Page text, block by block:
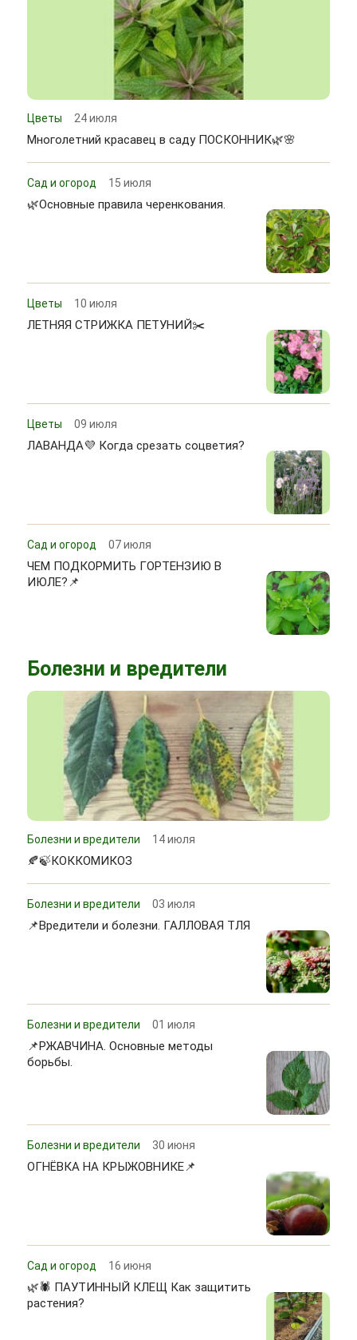
Цветы 24 июля
Многолетний красавец в саду ПОСКОННИК🌿🌸
Сад и огород 15 июля
🌿Основные правила черенкования.
Цветы 10 июля
ЛЕТНЯЯ СТРИЖКА ПЕТУНИЙ✂️
Цветы 09 июля
ЛАВАНДА💜 Когда срезать соцветия?
Сад и огород 07 июля
ЧЕМ ПОДКОРМИТЬ ГОРТЕНЗИЮ В
ИЮЛЕ?📌
Болезни и вредители
Болезни и вредители 14 июля
🍂🍃КОККОМИКОЗ
Болезни и вредители 03 июля
📌Вредители и болезни. ГАЛЛОВАЯ ТЛЯ
Болезни и вредители 01 июля
📌РЖАВЧИНА. Основные методы
борьбы.
Болезни и вредители 30 июня
ОГНЁВКА НА КРЫЖОВНИКЕ📌
Сад и огород 16 июня
🌿🕷 ПАУТИННЫЙ КЛЕЩ Как защитить
растения?